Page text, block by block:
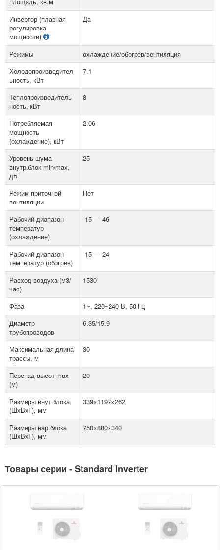
Инвертор (плавная
регулировка
мощности)
Да
Режимы
охлаждение/обогрев/вентиляция
Холодопроизводител
ьность, кВт
7.1
Теплопроизводитель
ность, кВт
8
Потребляемая
мощность
(охлаждение), кВт
2.06
Уровень шума
внутр.блок min/max,
дБ
25
Режим приточной
вентиляции
Нет
Рабочий диапазон
температур
(охлаждение)
-15 — 46
Рабочий диапазон
температур (обогрев)
-15 — 24
Расход воздуха (м3/
час)
1530
Фаза
1~, 220~240 В, 50 Гц
Диаметр
трубопроводов
6.35/15.9
Максимальная длина
трассы, м
30
Перепад высот max
(м)
20
Размеры внут.блока
(ШxВxГ), мм
339×1197×262
Размеры нар.блока
(ШxВxГ), мм
750×880×340
Товары серии - Standard Inverter